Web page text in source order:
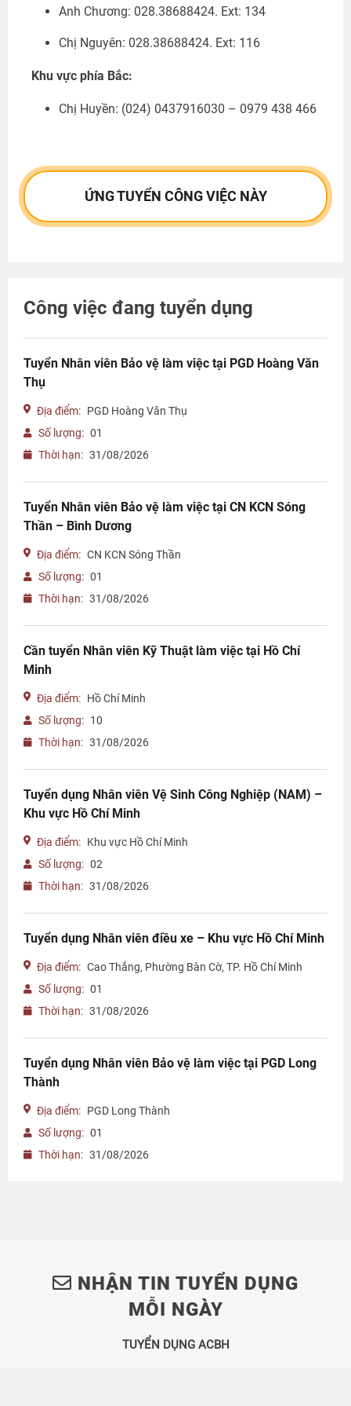
Anh Chương: 028.38688424. Ext: 134
Chị Nguyên: 028.38688424. Ext: 116
Khu vực phía Bắc:
Chị Huyền: (024) 0437916030 – 0979 438 466
ỨNG TUYỂN CÔNG VIỆC NÀY
Công việc đang tuyển dụng
Tuyển Nhân viên Bảo vệ làm việc tại PGD Hoàng Văn
Thụ
Địa điểm: PGD Hoàng Văn Thụ
Số lượng: 01
Thời hạn: 31/08/2026
Tuyển Nhân viên Bảo vệ làm việc tại CN KCN Sóng
Thần – Bình Dương
Địa điểm: CN KCN Sóng Thần
Số lượng: 01
Thời hạn: 31/08/2026
Cần tuyển Nhân viên Kỹ Thuật làm việc tại Hồ Chí
Minh
Địa điểm: Hồ Chí Minh
Số lượng: 10
Thời hạn: 31/08/2026
Tuyển dụng Nhân viên Vệ Sinh Công Nghiệp (NAM) –
Khu vực Hồ Chí Minh
Địa điểm: Khu vực Hồ Chí Minh
Số lượng: 02
Thời hạn: 31/08/2026
Tuyển dụng Nhân viên điều xe – Khu vực Hồ Chí Minh
Địa điểm: Cao Thắng, Phường Bàn Cờ, TP. Hồ Chí Minh
Số lượng: 01
Thời hạn: 31/08/2026
Tuyển dụng Nhân viên Bảo vệ làm việc tại PGD Long
Thành
Địa điểm: PGD Long Thành
Số lượng: 01
Thời hạn: 31/08/2026
NHẬN TIN TUYỂN DỤNG
MỖI NGÀY
TUYỂN DỤNG ACBH